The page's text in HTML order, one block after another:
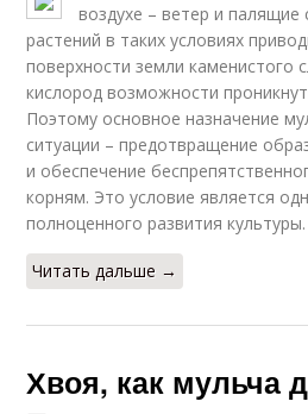
воздухе – ветер и
растений в таких условиях
поверхности земли каменистого
кислород возможности
Поэтому основное назначение
ситуации – предотвращение
и обеспечение
корням. Это условие является
полноценного развития культуры.
Читать дальше →
Хвоя, как мульча